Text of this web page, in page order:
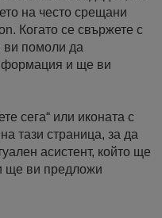
на често срещани
Когато се свържете с
ви помоли да
и ще ви
сега“ или иконата с
тази страница, за да
асистент, който ще
ще ви предложи